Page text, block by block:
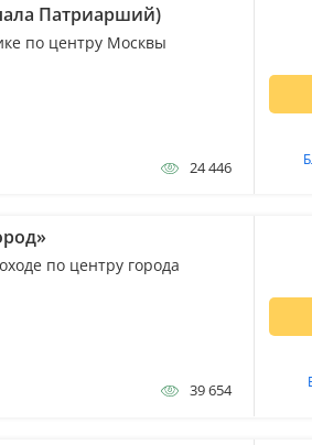
Патриарший)
по центру Москвы
24 446
по центру города
39 654